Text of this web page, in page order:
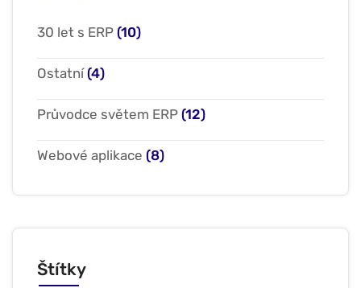
30 let s ERP (10)
Ostatní(4)
Průvodce světem ERP (12)
Webové aplikace (8)
Štítky